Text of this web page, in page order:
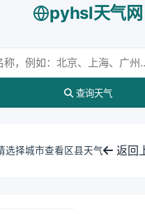
pyhsl天气网
查询天气
选择城市查看区县天气 返回